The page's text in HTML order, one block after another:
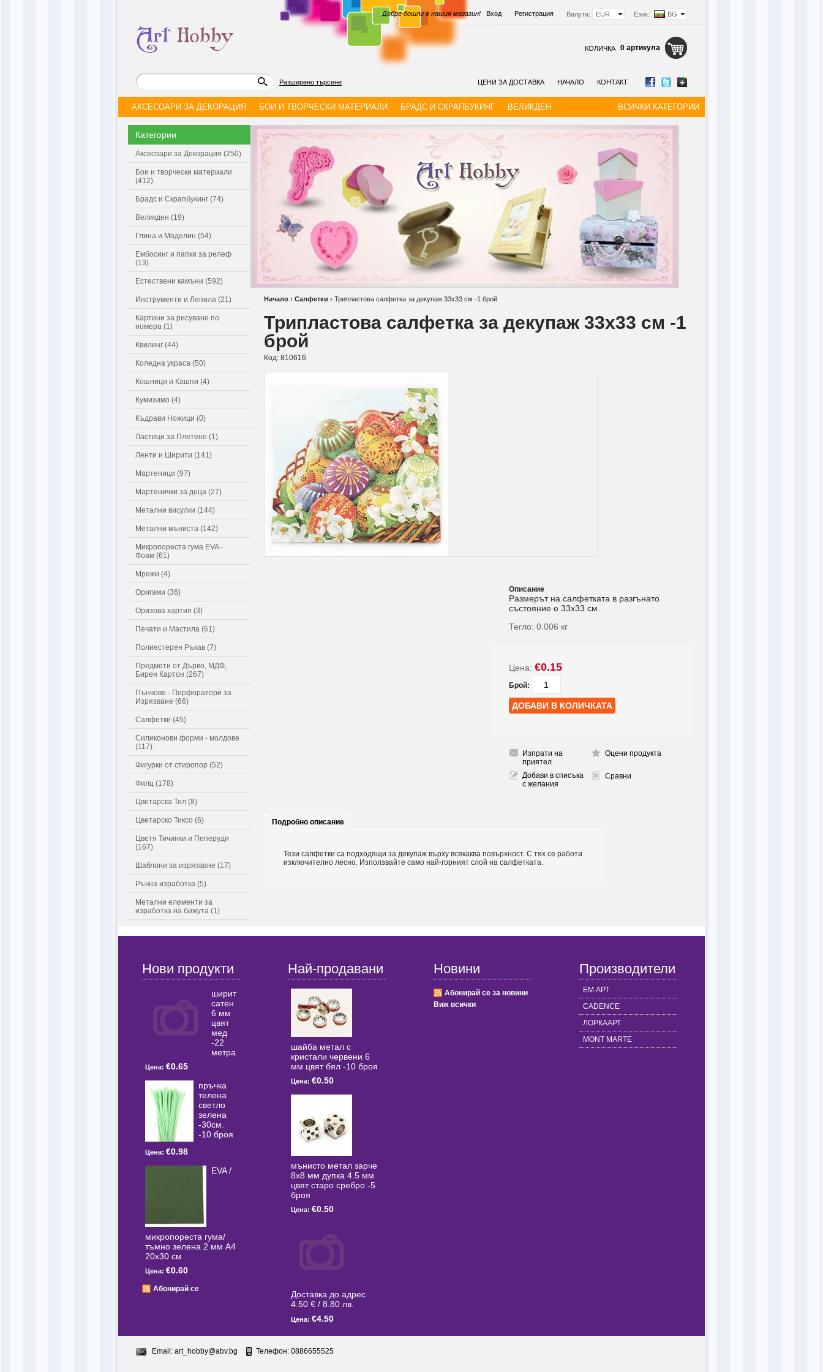
Език: BG
Валута: EUR
Вход Регистрация
Добре дошли в нашия магазин!
|
КОЛИЧКА 0 артикула
Разширено търсене ЦЕНИ ЗА ДОСТАВКА НАЧАЛО КОНТАКТ
АКСЕСОАРИ ЗА ДЕКОРАЦИЯ БОИ И ТВОРЧЕСКИ МАТЕРИАЛИ БРАДС И СКРАПБУКИНГ ВЕЛИКДЕН ВСИЧКИ КАТЕГОРИИ
Категории
Аксесоари за Декорация (250)
Бои и творчески материали
(412)
Брадс и Скрапбукинг (74)
Великден (19)
Глина и Моделин (54)
Ембосинг и папки за релеф
(13)
Естествени камъни (592)
Инструменти и Лепила (21)
Картини за рисуване по
номера (1)
Квилинг (44)
Коледна украса (50)
Кошници и Кашпи (4)
Кумихимо (4)
Къдрави Ножици (0)
Ластици за Плетене (1)
Ленти и Ширити (141)
Мартеници (97)
Мартенички за деца (27)
Метални висулки (144)
Метални мъниста (142)
Микропореста гума EVA -
Фоам (61)
Мрежи (4)
Оригами (36)
Оризова хартия (3)
Печати и Мастила (61)
Полиестерен Ръкав (7)
Предмети от Дърво, МДФ,
Бирен Картон (267)
Пънчове - Перфоратори за
Изрязване (66)
Салфетки (45)
Силиконови форми - молдове
(117)
Фигурки от стиропор (52)
Филц (178)
Цветарска Тел (8)
Цветарско Тиксо (6)
Цветя Тичинки и Пеперуди
(167)
Шаблони за изрязване (17)
Ръчна изработка (5)
Метални елементи за
изработка на бижута (1)
Начало › Салфетки › Трипластова салфетка за декупаж 33х33 см -1 брой
Трипластова салфетка за декупаж 33х33 см -1
брой
Код: 810616
Описание
Размерът на салфетката в разгънато
състояние е 33х33 см.
Тегло: 0.006 кг
Цена: €0.15
Брой:
Изпрати на
приятел
Оцени продукта
Добави в списъка
с желания
Сравни
Подробно описание
Тези салфетки са подходящи за декупаж върху всякаква повърхност. С тях се работи
изключително лесно. Използвайте само най-горният слой на салфетката.
Нови продукти
ширит
сатен
6 мм
цвят
мед
-22
метра
Цена: €0.65
пръчка
телена
светлo
зелена
-30см.
-10 броя
Цена: €0.98
EVA /
микропореста гума/
тъмно зелена 2 мм А4
20x30 см
Цена: €0.60
Абонирай се
Най-продавани
шайба метал с
кристали червени 6
мм цвят бял -10 броя
Цена: €0.50
мънисто метал зарче
8x8 мм дупка 4.5 мм
цвят старо сребро -5
броя
Цена: €0.50
Доставка до адрес
4.50 € / 8.80 лв.
Цена: €4.50
Новини
Абонирай се за новини
Виж всички
Производители
ЕМ АРТ
CADENCE
ЛОРКААРТ
MONT MARTE
Email: art_hobby@abv.bg Телефон: 0886655525